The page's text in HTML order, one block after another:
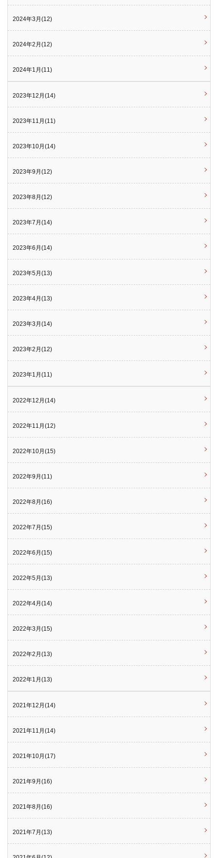
2024年3月(12)
2024年2月(12)
2024年1月(11)
2023年12月(14)
2023年11月(11)
2023年10月(14)
2023年9月(12)
2023年8月(12)
2023年7月(14)
2023年6月(14)
2023年5月(13)
2023年4月(13)
2023年3月(14)
2023年2月(12)
2023年1月(11)
2022年12月(14)
2022年11月(12)
2022年10月(15)
2022年9月(11)
2022年8月(16)
2022年7月(15)
2022年6月(15)
2022年5月(13)
2022年4月(14)
2022年3月(15)
2022年2月(13)
2022年1月(13)
2021年12月(14)
2021年11月(14)
2021年10月(17)
2021年9月(16)
2021年8月(16)
2021年7月(13)